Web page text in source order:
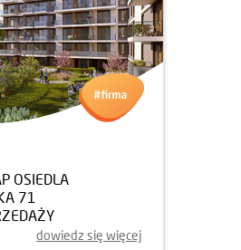
OSIEDLA
71
dowiedz się więcej